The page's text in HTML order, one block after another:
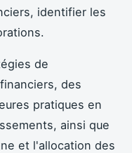
identifier les
de
des
pratiques en
ainsi que
et l'allocation des